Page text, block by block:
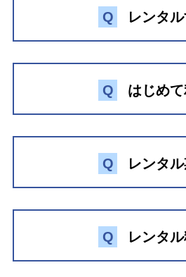
Q レンタ
Q はじめ
お問
Q レンタ
※レンタル約款 第3条（レンタル期
Q レンタ